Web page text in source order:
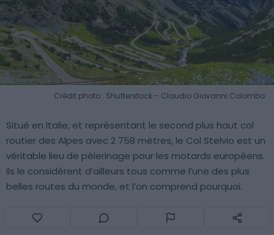
Crédit photo : Shutterstock – Claudio Giovanni Colombo
Situé en Italie, et représentant le second plus haut col
routier des Alpes avec 2 758 mètres, le Col Stelvio est un
véritable lieu de pèlerinage pour les motards européens.
Ils le considèrent d’ailleurs tous comme l’une des plus
belles routes du monde, et l’on comprend pourquoi.
Cette route mythique a été tracée entre 1820 et 1825,